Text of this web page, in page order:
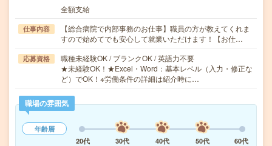
全額支給
仕事内容
【総合病院で内部事務のお仕事】職員の方が教えてくれま
すので始めてでも安心して就業いただけます！【お仕…
応募資格
職種未経験OK / ブランクOK / 英語力不要
★未経験OK！★Excel・Word：基本レベル（入力・修正な
ど）でOK！※労働条件の詳細は紹介時に…
職場の雰囲気
年齢層
20代
30代 40代 50代
60代